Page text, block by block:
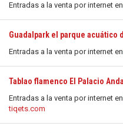
Entradas a la venta por internet
Guadalpark el parque acuático
Entradas a la venta por internet
Tablao flamenco El Palacio
Entradas a la venta por internet en
tiqets.com